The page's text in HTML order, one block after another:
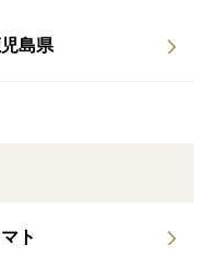
ての焼き芋にも使い
島県
マト